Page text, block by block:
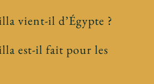
vient-il d’Égypte ?
est-il fait pour les